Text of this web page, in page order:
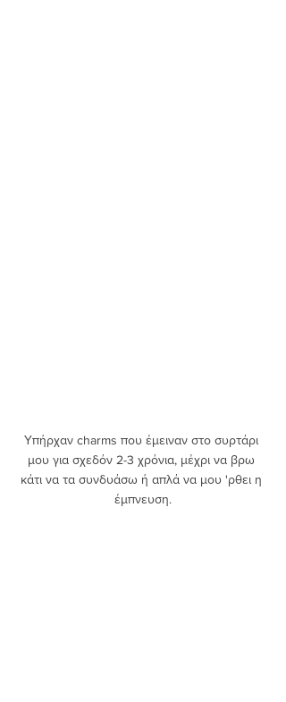
Υπήρχαν charms που έμειναν στο συρτάρι
μου για σχεδόν 2-3 χρόνια, μέχρι να βρω
κάτι να τα συνδυάσω ή απλά να μου 'ρθει η
έμπνευση.